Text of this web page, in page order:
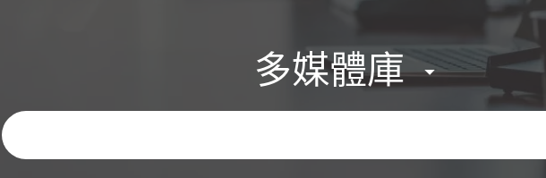
多媒體庫
關鍵字